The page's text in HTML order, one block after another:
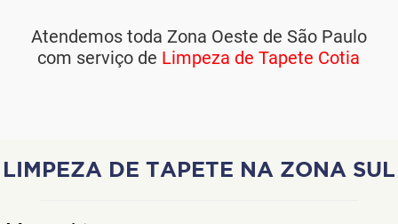
Atendemos toda Zona Oeste de São Paulo
com serviço de Limpeza de Tapete Cotia
LIMPEZA DE TAPETE NA ZONA SUL